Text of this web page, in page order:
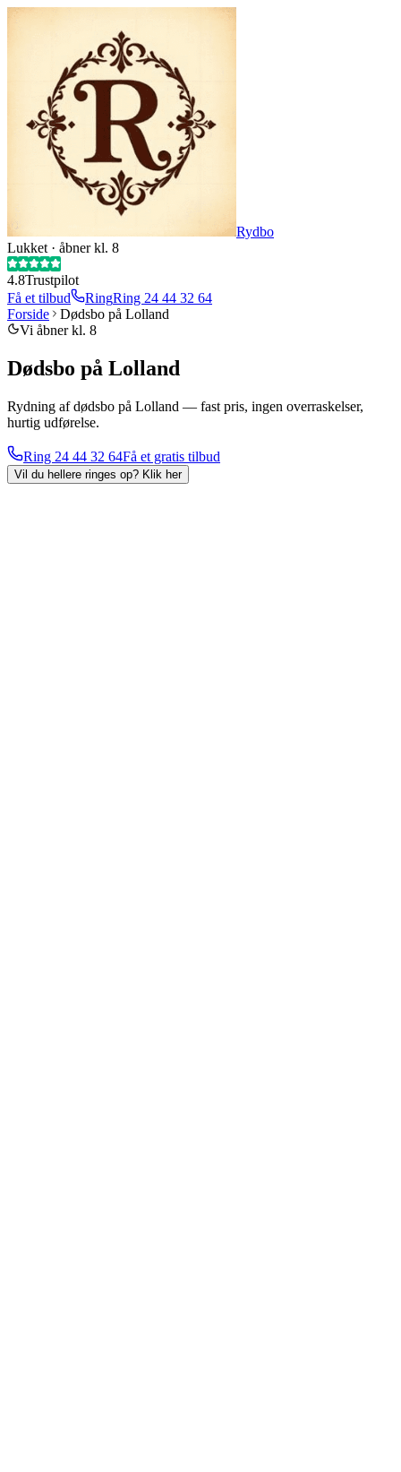
Rydbo
Lukket · åbner kl. 8
4.8Trustpilot
Få et tilbud
RingRing 24 44 32 64
Forside
Dødsbo på Lolland
Vi åbner kl. 8
Dødsbo på Lolland
Rydning af dødsbo på Lolland — fast pris, ingen overraskelser,
hurtig udførelse.
Ring 24 44 32 64Få et gratis tilbud
Vil du hellere ringes op? Klik her